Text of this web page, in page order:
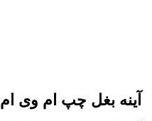
آینه بغل چپ ام وی ام X22